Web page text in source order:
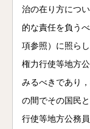
治の在り方につ
的な責任を負う
項参照）に照ら
権力行使等地方
みるべきであり
の間でその国民
行使等地方公務